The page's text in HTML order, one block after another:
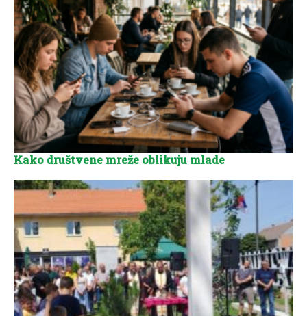
Kako društvene mreže oblikuju mlade